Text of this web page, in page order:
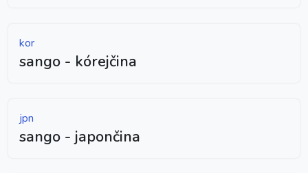
kor
sango - kórejčina
jpn
sango - japončina